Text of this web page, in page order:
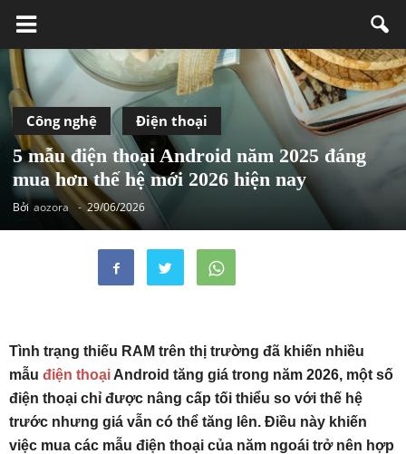
Công nghệ Điện thoại
5 mẫu điện thoại Android năm 2025 đáng
mua hơn thế hệ mới 2026 hiện nay
Bởi aozora - 29/06/2026
Tình trạng thiếu RAM trên thị trường đã khiến nhiều
mẫu điện thoại Android tăng giá trong năm 2026, một số
điện thoại chỉ được nâng cấp tối thiểu so với thế hệ
trước nhưng giá vẫn có thể tăng lên. Điều này khiến
việc mua các mẫu điện thoại của năm ngoái trở nên hợp